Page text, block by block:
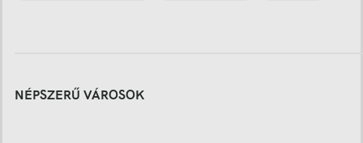
NÉPSZERŰ VÁROSOK